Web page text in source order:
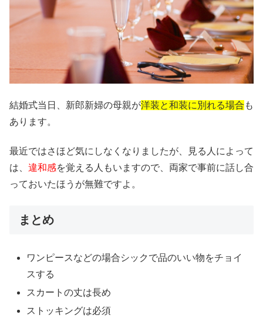
結婚式当日、新郎新婦の母親が洋装と和装に別れる場合 も
あります。
最近ではさほど気にしなくなりましたが、見る人によって
は、 違和感を覚える人もいますので、両家で事前に話し合
っておいたほうが無難ですよ。
まとめ
ワンピースなどの場合シックで品のいい物をチョイ
スする
スカートの丈は長め
ストッキングは必須